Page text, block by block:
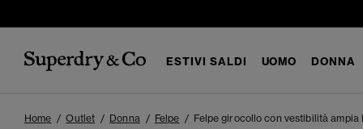
ESTIVI SALDI UOMO DONNA
Home Outlet Donna Felpe Felpe girocollo con vestibilità ampia